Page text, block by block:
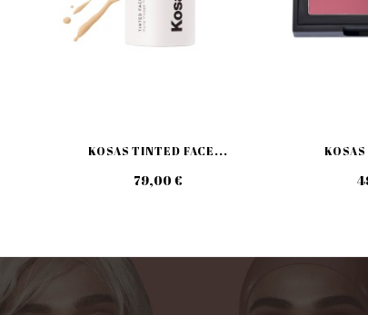
KOSAS TINTED FACE...
79,00 €